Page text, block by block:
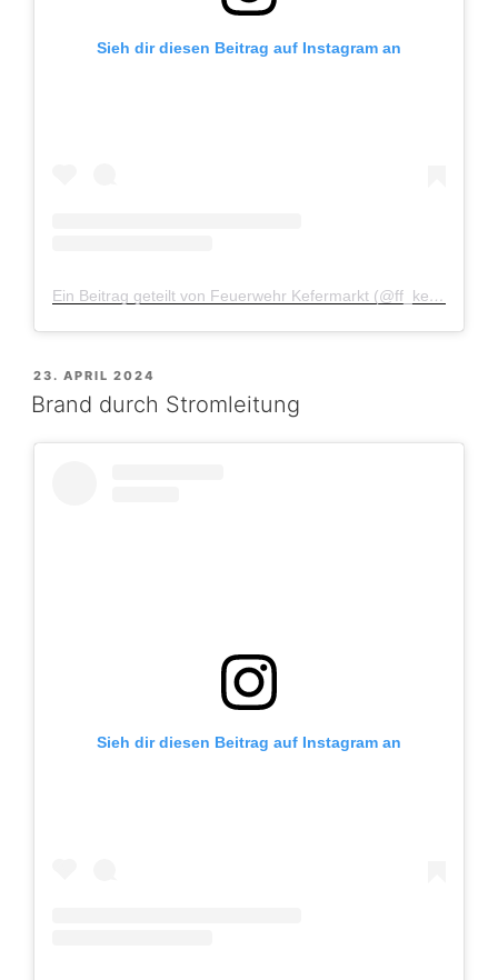
Sieh dir diesen Beitrag auf Instagram an
Ein Beitrag geteilt von Feuerwehr Kefermarkt (@ff_kefermarkt)
VERÖFFENTLICHT
AM
23. APRIL 2024
Brand durch Stromleitung
Sieh dir diesen Beitrag auf Instagram an